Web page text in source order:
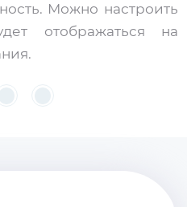
Можно настроить
отображаться на